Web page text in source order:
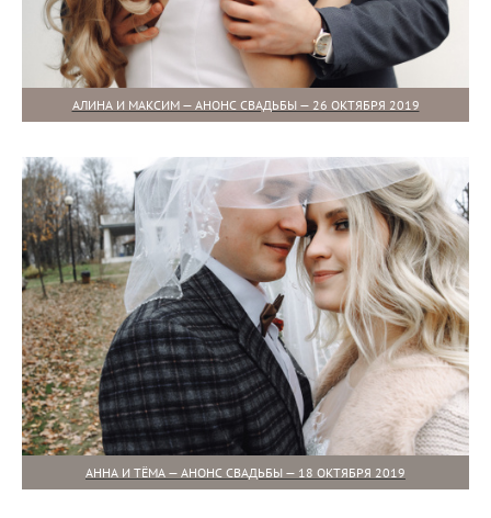
АЛИНА И МАКСИМ — АНОНС СВАДЬБЫ — 26 ОКТЯБРЯ 2019
АННА И ТЁМА — АНОНС СВАДЬБЫ — 18 ОКТЯБРЯ 2019